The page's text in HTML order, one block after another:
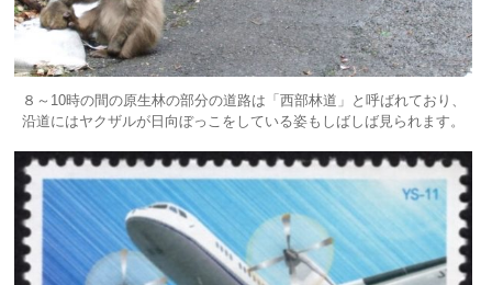
８～10時の間の原生林の部分の道路は「西部林道」と呼ばれており、
沿道にはヤクザルが日向ぼっこをしている姿もしばしば見られます。